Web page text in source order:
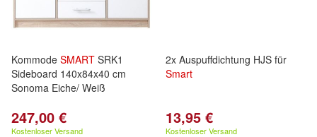
Kommode SMART SRK1
Sideboard 140x84x40 cm
Sonoma Eiche/ Weiß
247,00 €
Kostenloser Versand
2x Auspuffdichtung HJS für
Smart
13,95 €
Kostenloser Versand